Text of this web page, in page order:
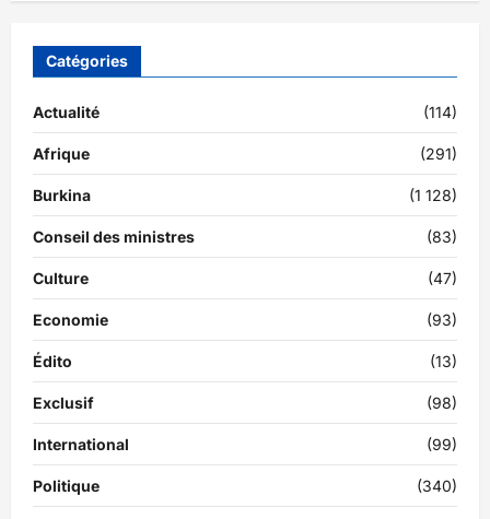
Catégories
Actualité (114)
Afrique (291)
Burkina (1 128)
Conseil des ministres (83)
Culture (47)
Economie (93)
Édito (13)
Exclusif (98)
International (99)
Politique (340)